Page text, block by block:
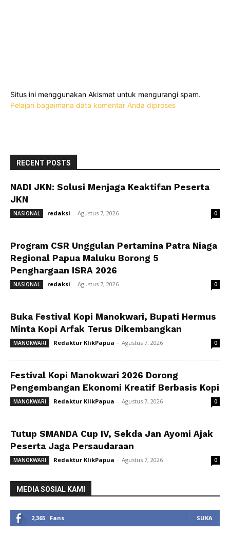
Situs ini menggunakan Akismet untuk mengurangi spam.
Pelajari bagaimana data komentar Anda diproses
RECENT POSTS
NADI JKN: Solusi Menjaga Keaktifan Peserta
JKN
NASIONAL redaksi - Agustus 7, 2026 0
Program CSR Unggulan Pertamina Patra Niaga
Regional Papua Maluku Borong 5
Penghargaan ISRA 2026
NASIONAL redaksi - Agustus 7, 2026 0
Buka Festival Kopi Manokwari, Bupati Hermus
Minta Kopi Arfak Terus Dikembangkan
MANOKWARI Redaktur KlikPapua - Agustus 7, 2026 0
Festival Kopi Manokwari 2026 Dorong
Pengembangan Ekonomi Kreatif Berbasis Kopi
MANOKWARI Redaktur KlikPapua - Agustus 7, 2026 0
Tutup SMANDA Cup IV, Sekda Jan Ayomi Ajak
Peserta Jaga Persaudaraan
MANOKWARI Redaktur KlikPapua - Agustus 7, 2026 0
MEDIA SOSIAL KAMI
2,365 Fans SUKA